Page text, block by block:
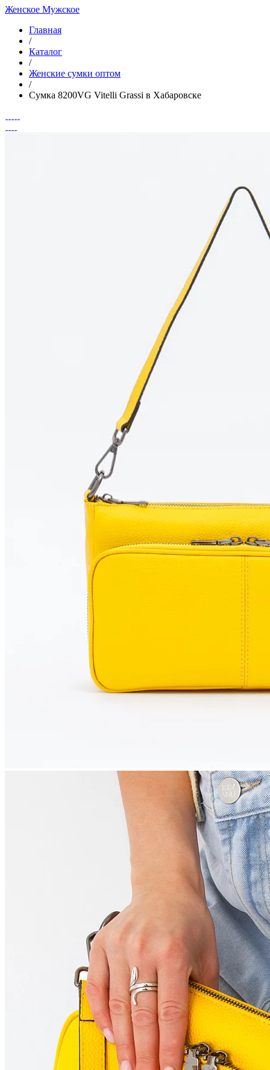
Женское Мужское
Главная
/
Каталог
/
Женские сумки оптом
/
Сумка 8200VG Vitelli Grassi в Хабаровске